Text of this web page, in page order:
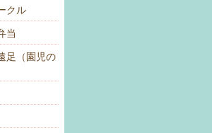
クル
当
足（園児の